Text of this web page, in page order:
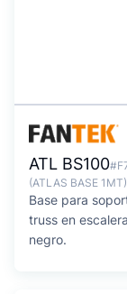
ATL BS100
(ATLAS BASE 1MT)
Base para
truss en
negro.